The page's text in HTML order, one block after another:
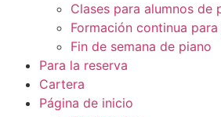
Clases para alumnos de
Formación continua
Fin de semana de piano
Para la reserva
Cartera
Página de inicio